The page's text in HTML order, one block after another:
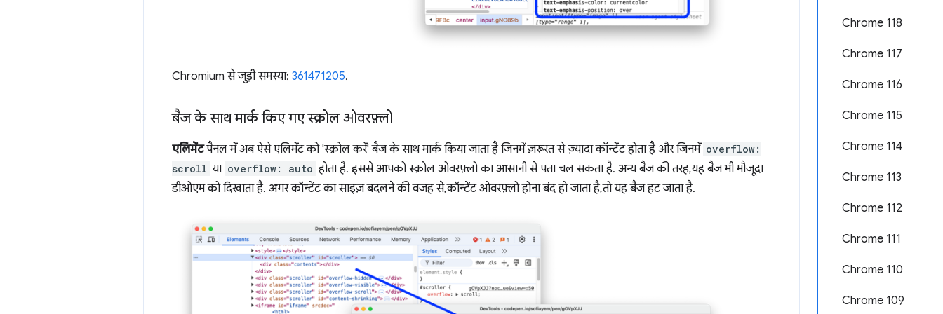
Chrome 118
Chrome 117
Chrome 116
Chrome 115
Chrome 114
Chrome 113
Chrome 112
Chrome 111
Chrome 110
Chrome 109
Chromium से जुड़ी समस्या: 361471205.
बैज के साथ मार्क किए गए स्क्रोल ओवरफ़्लो
एलिमेंटपैनल में अब ऐसे एलिमेंट को 'स्क्रोल करें' बैज के साथ मार्क किया जाता है जिनमें ज़रूरत से ज़्यादा कॉन्टेंट होता है और जिनमें overflow:
scroll या overflow: auto होता है. इससे आपको स्क्रोल ओवरफ़्लो का आसानी से पता चल सकता है. अन्य बैज की तरह, यह बैज भी मौजूदा
डीओएम को दिखाता है. अगर कॉन्टेंट का साइज़ बदलने की वजह से, कॉन्टेंट ओवरफ़्लो होना बंद हो जाता है, तो यह बैज हट जाता है.